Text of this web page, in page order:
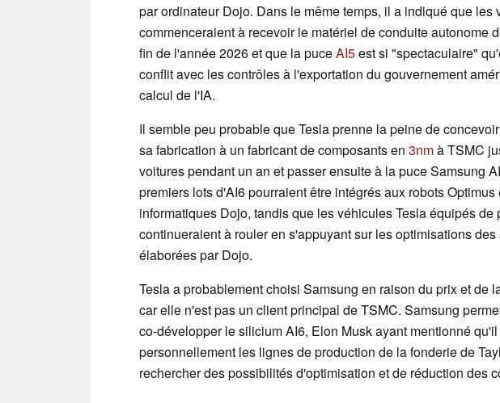
par ordinateur Dojo. Dans le même temps, il a indiqué que les
commenceraient à recevoir le matériel de conduite autonome
fin de l'année 2026 et que la puceAI5est si "spectaculaire"
conflit avec les contrôles à l'exportation du gouvernement
calcul de l'IA.
Il semble peu probable que Tesla prenne la peine de
sa fabrication à un fabricant de composants en 3nmà TSMC
voitures pendant un an et passer ensuite à la puce Samsung
premiers lots d'AI6 pourraient être intégrés aux robots Optimus
informatiques Dojo, tandis que les véhicules Tesla équipés de
continueraient à rouler en s'appuyant sur les optimisations
élaborées par Dojo.
Tesla a probablement choisi Samsung en raison du prix et de
car elle n'est pas un client principal de TSMC. Samsung
co-développer le silicium AI6, Elon Musk ayant mentionné
personnellement les lignes de production de la fonderie de
rechercher des possibilités d'optimisation et de réduction des